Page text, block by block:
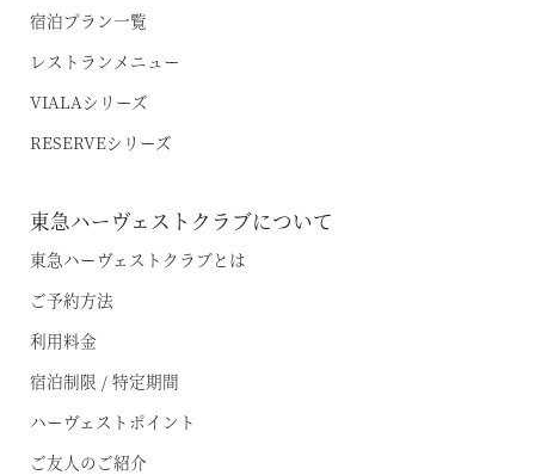
宿泊プラン一覧
レストランメニュー
VIALAシリーズ
RESERVEシリーズ
東急ハーヴェストクラブについて
東急ハーヴェストクラブとは
ご予約方法
利用料金
宿泊制限 / 特定期間
ハーヴェストポイント
ご友人のご紹介